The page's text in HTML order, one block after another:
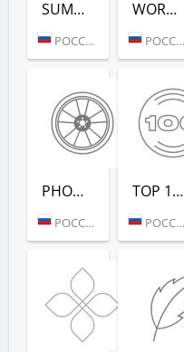
SUMMER LOUNGE - РАДИО РЕКОРД
РОССИЯ (МОСКВА)
WORKOUT - РАДИО РЕКОРД
РОССИЯ (МОСКВА)
PHONK (РАДИО РЕКОРД)
РОССИЯ (МОСКВА)
TOP 100 EDM (РАДИО РЕКОРД)
РОССИЯ (МОСКВА)